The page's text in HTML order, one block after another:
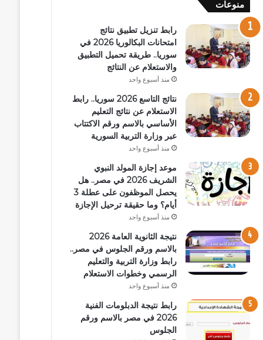
منوعات
رابط تنزيل تطبيق نتائج
امتحانات البكالوريا 2026 في
سوريا.. طريقة تحميل التطبيق
والاستعلام عن النتائج
منذ أسبوع واحد
نتائج التاسع 2026 سوريا.. رابط
الاستعلام عن نتائج التعليم
الأساسي بالاسم ورقم الاكتتاب
عبر وزارة التربية السورية
منذ أسبوع واحد
موعد إجازة المولد النبوي
الشريف 2026 في مصر.. هل
يحصل الموظفون على عطلة 3
أيام؟ وما حقيقة ترحيل الإجازة
منذ أسبوع واحد
نتيجة الثانوية العامة 2026
بالاسم ورقم الجلوس في مصر..
رابط وزارة التربية والتعليم
الرسمي وخطوات الاستعلام
منذ أسبوع واحد
رابط نتيجة الدبلومات الفنية
2026 في مصر بالاسم ورقم
الجلوس